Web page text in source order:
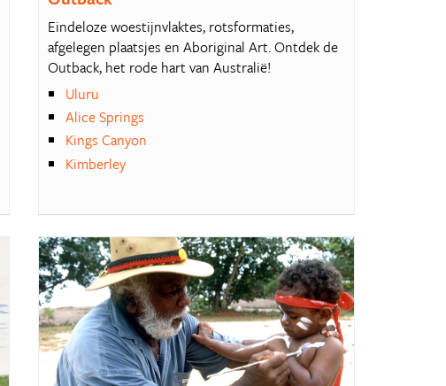
Eindeloze woestijnvlaktes, rotsformaties,
afgelegen plaatsjes en Aboriginal Art. Ontdek de
Outback, het rode hart van Australië!
Uluru
Alice Springs
Kings Canyon
Kimberley